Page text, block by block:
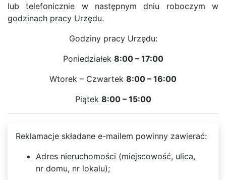
lub telefonicznie w następnym dniu roboczym w
godzinach pracy Urzędu.
Godziny pracy Urzędu:
Poniedziałek 8:00 – 17:00
Wtorek – Czwartek 8:00 – 16:00
Piątek 8:00 – 15:00
Reklamacje składane e-mailem powinny zawierać:
Adres nieruchomości (miejscowość, ulica,
nr domu, nr lokalu);